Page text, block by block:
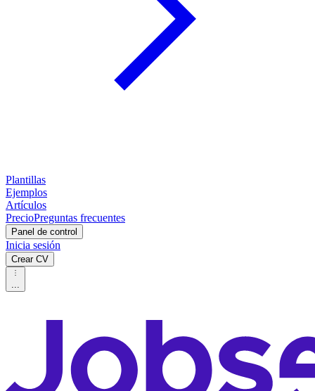
Plantillas
Ejemplos
Artículos
PrecioPreguntas frecuentes
Panel de control
Inicia sesión
Crear CV
...